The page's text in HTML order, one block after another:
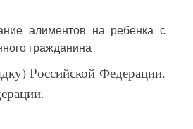
Российской Федерации.